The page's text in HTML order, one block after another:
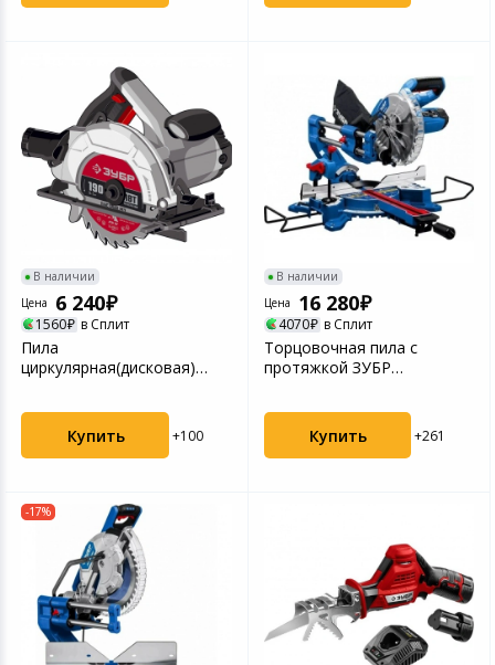
В наличии
Цена
6 240
1560 в Сплит
Пила
циркулярная(дисковая)
(ПД-65)
Купить
+100
В наличии
Цена
16 280
4070 в Сплит
Торцовочная пила с
протяжкой ЗУБР
ППТ-216-П
Купить
+261
-17%